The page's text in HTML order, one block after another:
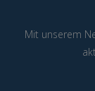
Mit unserem